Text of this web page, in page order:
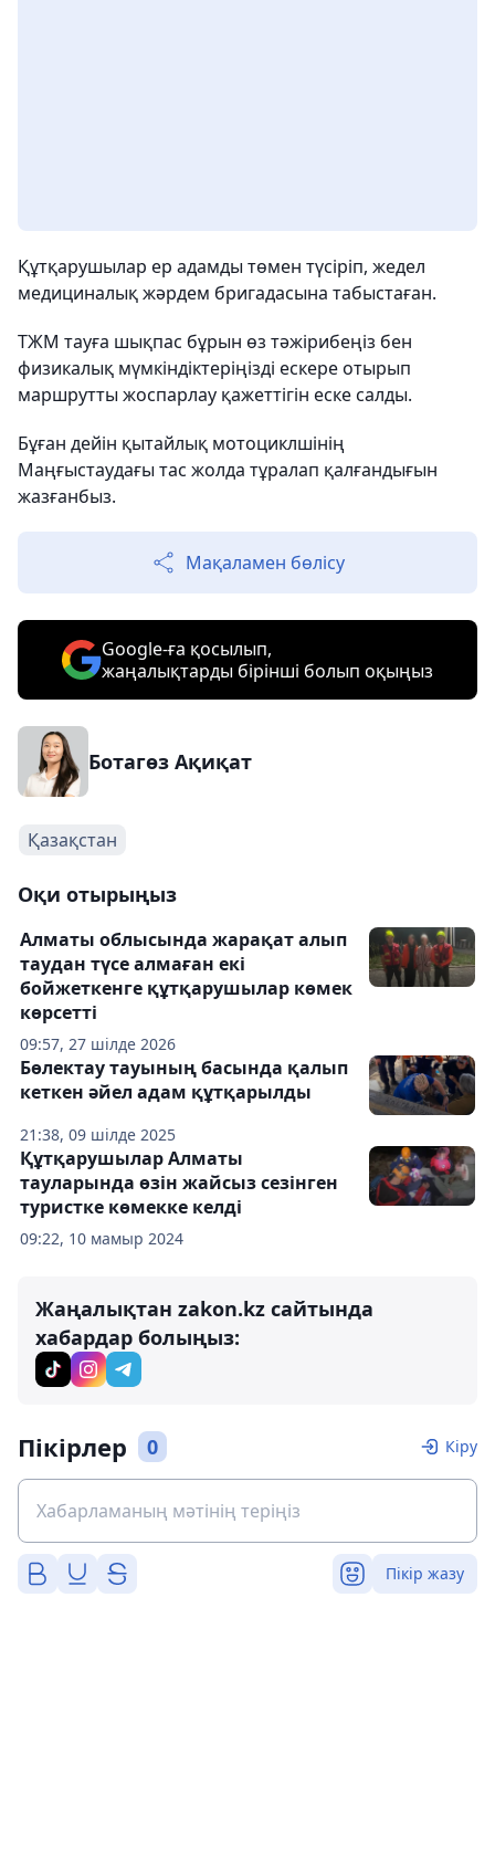
Құтқарушылар ер адамды төмен түсіріп, жедел
медициналық жәрдем бригадасына табыстаған.
ТЖМ тауға шықпас бұрын өз тәжірибеңіз бен
физикалық мүмкіндіктеріңізді ескере отырып
маршрутты жоспарлау қажеттігін еске салды.
Бұған дейін қытайлық мотоциклшінің
Маңғыстаудағы тас жолда тұралап қалғандығын
жазғанбыз.
Мақаламен бөлісу
Google-ға қосылып,
жаңалықтарды бірінші болып оқыңыз
Ботагөз Ақиқат
Қазақстан
Оқи отырыңыз
09:57, 27 шілде 2026
Алматы облысында жарақат алып
таудан түсе алмаған екі
бойжеткенге құтқарушылар көмек
көрсетті
21:38, 09 шілде 2025
Бөлектау тауының басында қалып
кеткен әйел адам құтқарылды
09:22, 10 мамыр 2024
Құтқарушылар Алматы
тауларында өзін жайсыз сезінген
туристке көмекке келді
Жаңалықтан zakon.kz сайтында
хабардар болыңыз:
Пікірлер 0 Кіру
Пікір жазу